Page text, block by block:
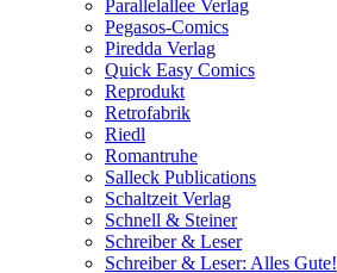
Parallelallee Verlag
Pegasos-Comics
Piredda Verlag
Quick Easy Comics
Reprodukt
Retrofabrik
Riedl
Romantruhe
Salleck Publications
Schaltzeit Verlag
Schnell & Steiner
Schreiber & Leser
Schreiber & Leser: Alles Gute!